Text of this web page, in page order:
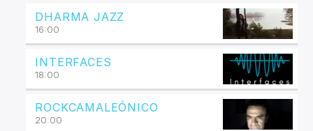
DHARMA JAZZ
16:00
INTERFACES
18:00
ROCKCAMALEÓNICO
20:00